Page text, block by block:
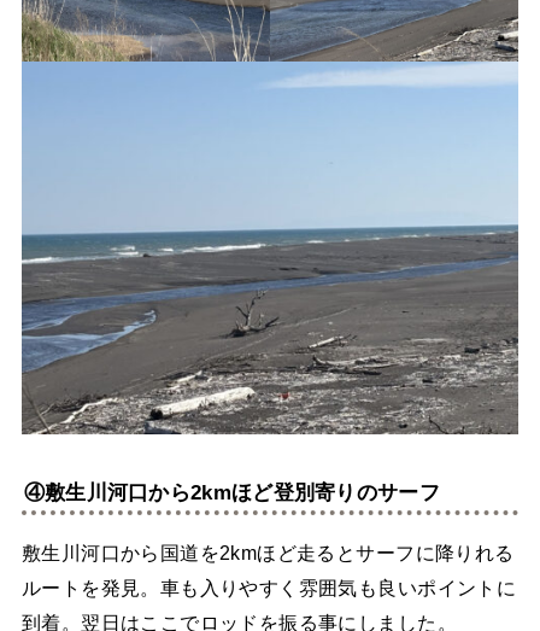
④敷生川河口から2kmほど登別寄りのサーフ
敷生川河口から国道を2kmほど走るとサーフに降りれる
ルートを発見。車も入りやすく雰囲気も良いポイントに
到着。翌日はここでロッドを振る事にしました。